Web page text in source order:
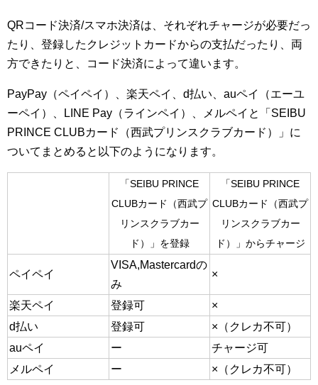
QRコード決済/スマホ決済は、それぞれチャージが必要だっ
たり、登録したクレジットカードからの支払だったり、両
方できたりと、コード決済によって違います。
PayPay（ペイペイ）、楽天ペイ、d払い、auペイ（エーユ
ーペイ）、LINE Pay（ラインペイ）、メルペイと「SEIBU
PRINCE CLUBカード（西武プリンスクラブカード）」に
ついてまとめると以下のようになります。
「SEIBU PRINCE
CLUBカード（西武プ
リンスクラブカー
ド）」を登録
「SEIBU PRINCE
CLUBカード（西武プ
リンスクラブカー
ド）」からチャージ
ペイペイ
VISA,Mastercardの
み
×
楽天ペイ 登録可
×
d払い
登録可
×（クレカ不可）
auペイ
ー
チャージ可
メルペイ
ー ×（クレカ不可）